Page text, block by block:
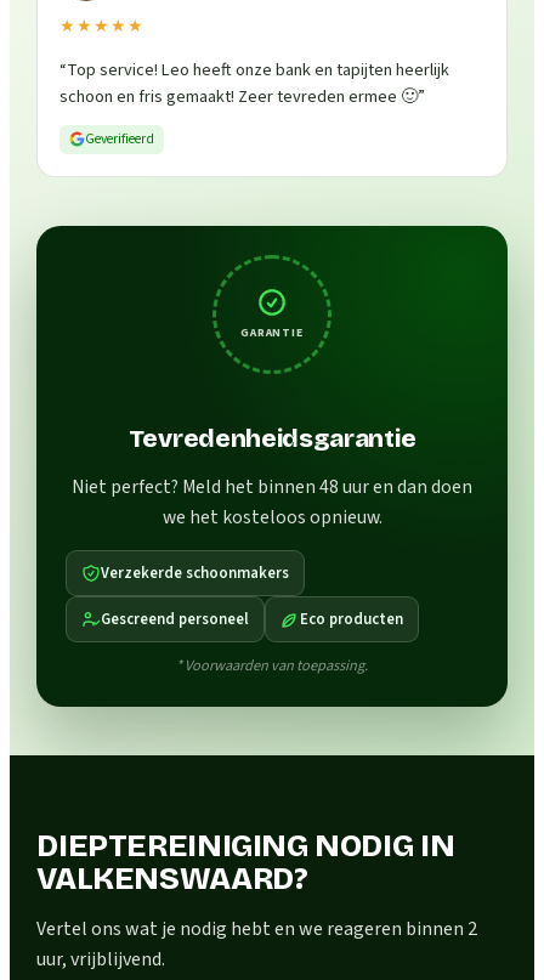
★★★★★
“Top service! Leo heeft onze bank en tapijten heerlijk
schoon en fris gemaakt! Zeer tevreden ermee 🙂”
Geverifieerd
GARANTIE
Tevredenheidsgarantie
Niet perfect? Meld het binnen 48 uur en dan doen
we het kosteloos opnieuw.
Verzekerde schoonmakers
Gescreend personeel Eco producten
* Voorwaarden van toepassing.
DIEPTEREINIGING NODIG IN
VALKENSWAARD?
Vertel ons wat je nodig hebt en we reageren binnen 2
uur, vrijblijvend.